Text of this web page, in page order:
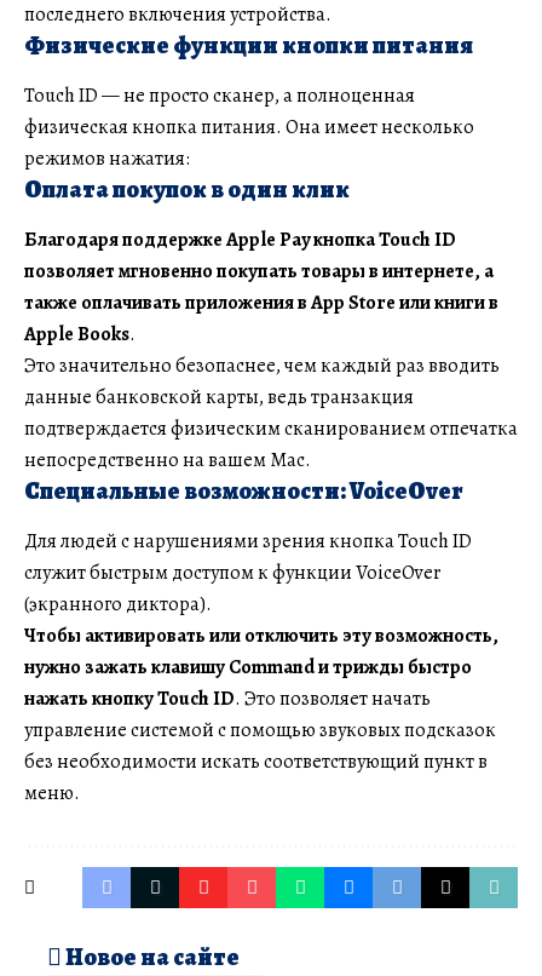
последнего включения устройства.
Физические функции кнопки питания
Touch ID — не просто сканер, а полноценная
физическая кнопка питания. Она имеет несколько
режимов нажатия:
Оплата покупок в один клик
Благодаря поддержке Apple Pay кнопка Touch ID
позволяет мгновенно покупать товары в интернете, а
также оплачивать приложения в App Store или книги в
Apple Books.
Это значительно безопаснее, чем каждый раз вводить
данные банковской карты, ведь транзакция
подтверждается физическим сканированием отпечатка
непосредственно на вашем Mac.
Специальные возможности: VoiceOver
Для людей с нарушениями зрения кнопка Touch ID
служит быстрым доступом к функции VoiceOver
(экранного диктора).
Чтобы активировать или отключить эту возможность,
нужно зажать клавишу Command и трижды быстро
нажать кнопку Touch ID. Это позволяет начать
управление системой с помощью звуковых подсказок
без необходимости искать соответствующий пункт в
меню.
Новое на сайте